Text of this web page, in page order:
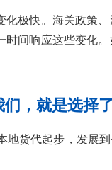
极快。海关政策
间响应这些变化
，就是选择
地货代起步，发展